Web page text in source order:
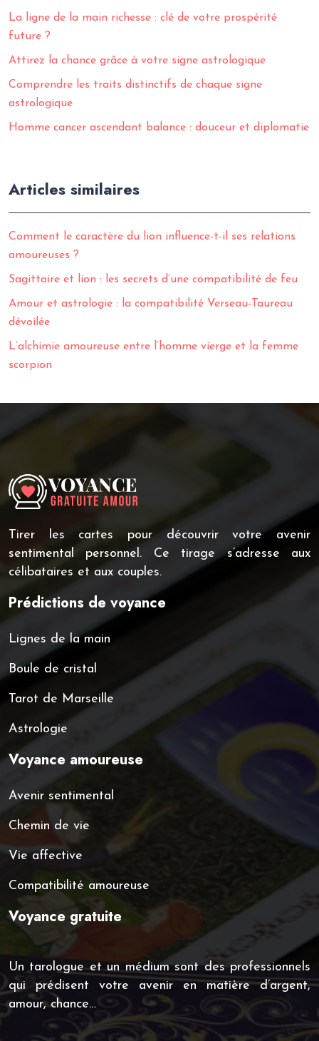
La ligne de la main richesse : clé de votre prospérité
future ?
Attirez la chance grâce à votre signe astrologique
Comprendre les traits distinctifs de chaque signe
astrologique
Homme cancer ascendant balance : douceur et diplomatie
Articles similaires
Comment le caractère du lion influence-t-il ses relations
amoureuses ?
Sagittaire et lion : les secrets d’une compatibilité de feu
Amour et astrologie : la compatibilité Verseau-Taureau
dévoilée
L’alchimie amoureuse entre l’homme vierge et la femme
scorpion
Tirer les cartes pour découvrir votre avenir
sentimental personnel. Ce tirage s’adresse aux
célibataires et aux couples.
Prédictions de voyance
Lignes de la main
Boule de cristal
Tarot de Marseille
Astrologie
Voyance amoureuse
Avenir sentimental
Chemin de vie
Vie affective
Compatibilité amoureuse
Voyance gratuite
Un tarologue et un médium sont des professionnels
qui prédisent votre avenir en matière d’argent,
amour, chance…